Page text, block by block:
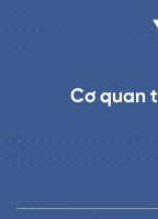
Cơ quan